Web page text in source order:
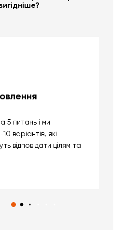
5 питань і ми
варіантів, які
відповідати цілям та